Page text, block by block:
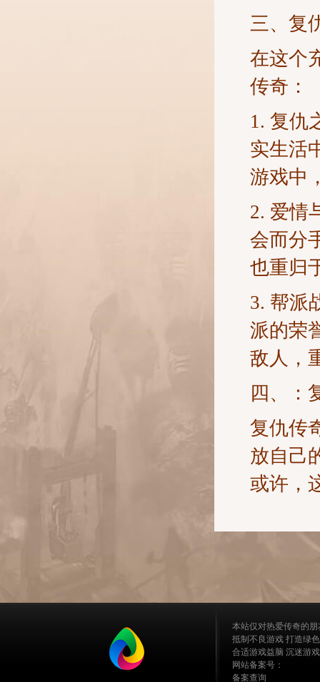
三、复
在这个
传奇：
1. 复仇
实生活
游戏中
2. 爱情
会而分
也重归
3. 帮派
派的荣
敌人，
四、：
复仇传
放自己
或许，
本站仅对热爱传奇的
抵制不良游戏 打造绿
合适游戏益脑 沉迷游
网站备案号：
备案查询